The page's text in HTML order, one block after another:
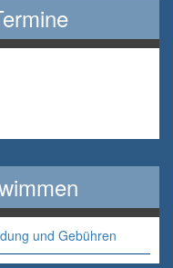
und Gebühren